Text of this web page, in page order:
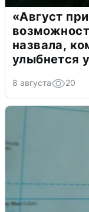
«Август
назвала,
улыбнется
8 августа 20